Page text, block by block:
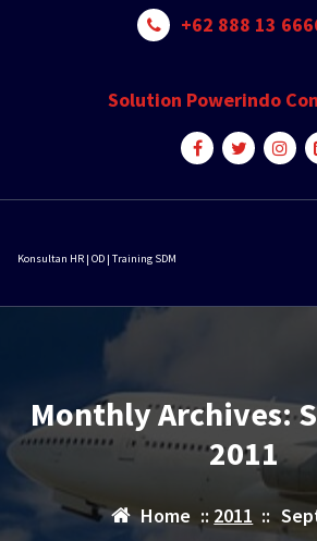
+62 888 13
Solution Powerindo
Konsultan HR | OD | Training SDM
Monthly Archives:
2011
Home :: 2011 ::